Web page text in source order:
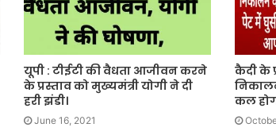
यूपी : टीईटी की वैधता आजीवन करने
के प्रस्ताव को मुख्यमंत्री योगी ने दी
हरी झंडी।
June 16, 2021
कैदी के
कल